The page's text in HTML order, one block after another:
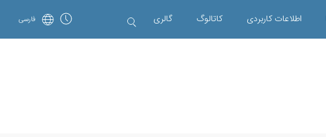
اطلاعات کاربردی کاتالوگ گالری فارسی